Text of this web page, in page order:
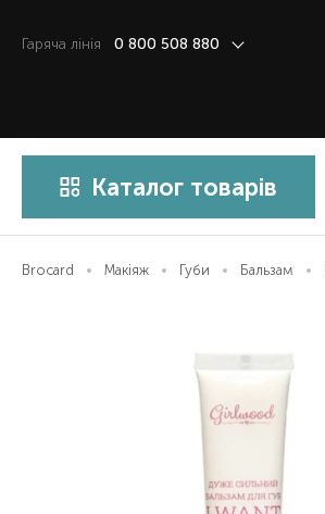
Гаряча лiнiя 0 800 508 880
Каталог товарів
Brocard Макіяж Губи Бальзам